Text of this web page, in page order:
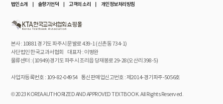
법인소개 솔향기언덕 고객의 소리 개인정보처리방침
본사 : 10881 경기도 파주시 문발로 439-1 (신촌동 734-1)
사단법인 한국교과서협회 대표자 : 이병완
물류센터 : (10949)경기도 파주시 조리읍 당재봉로 29-28(오산리 398-5)
사업자등록번호 : 109-82-04954 통신판매업신고번호 : 제2014-경기파주-5056호
© 2023 KOREA AUTHORIZED AND APPROVED TEXTBOOK. All Rights Reserved.